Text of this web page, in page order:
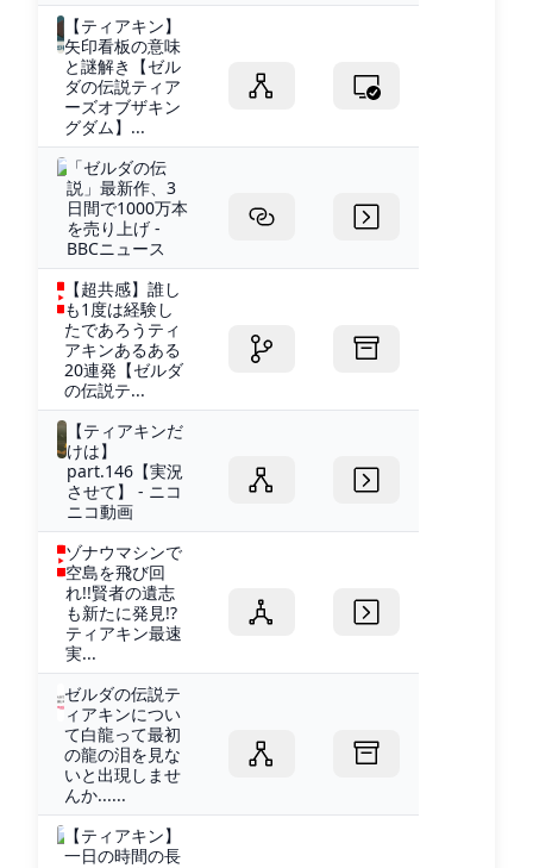
【ティアキン】
矢印看板の意味
と謎解き【ゼル
ダの伝説ティア
ーズオブザキン
グダム】...
「ゼルダの伝
説」最新作、3
日間で1000万本
を売り上げ -
BBCニュース
【超共感】誰し
も1度は経験し
たであろうティ
アキンあるある
20連発【ゼルダ
の伝説テ...
【ティアキンだ
けは】
part.146【実況
させて】 - ニコ
ニコ動画
ゾナウマシンで
空島を飛び回
れ!!賢者の遺志
も新たに発見!?
ティアキン最速
実...
ゼルダの伝説テ
ィアキンについ
て白龍って最初
の龍の泪を見な
いと出現しませ
んか......
【ティアキン】
一日の時間の長